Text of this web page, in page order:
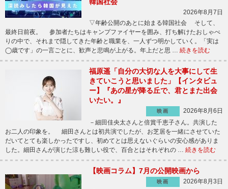
2026年8月7日
▽年齢公開のあとに始まる韓国社会 そして、
最終日前夜。 参加者たちはキャンプファイヤーを囲み、打ち解けたおしゃべ
りの中で、それまで隠してきた年齢と職業を、一人ずつ明かしていく。「実は
◯歳です」の一言ごとに、歓声と悲鳴が上がる。年上だと思 … 続きを読む
福原遥「自分の大切な人を大事にして生
きていこうと思いました」【インタビュ
ー】『あの星が降る丘で、君とまた出会
いたい。』
映画
2026年8月6日
－細田佳央太さんと倍賞千恵子さん。共演した
お二人の印象を。 細田さんとは初共演でしたが、お芝居を一緒にさせていた
だいてとても楽しかったですし、初めてとは思えないぐらいの安心感がありま
した。細田さんが演じた涼も難しい役で、百合とはそれぞれの … 続きを読む
【映画コラム】7月の公開映画から
映画
2026年8月3日